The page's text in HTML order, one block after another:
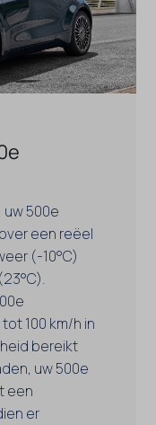
uw 500e
een reëel
(-10°C)
100 km/h in
bereikt
uw 500e
een
er